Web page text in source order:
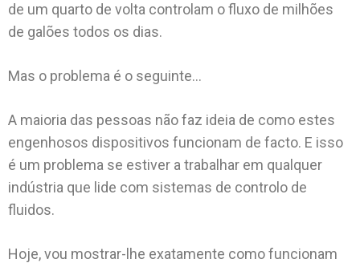
de um quarto de volta controlam o fluxo de milhões
de galões todos os dias.
Mas o problema é o seguinte...
A maioria das pessoas não faz ideia de como estes
engenhosos dispositivos funcionam de facto. E isso
é um problema se estiver a trabalhar em qualquer
indústria que lide com sistemas de controlo de
fluidos.
Hoje, vou mostrar-lhe exatamente como funcionam